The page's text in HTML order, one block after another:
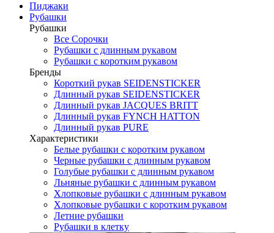
Пиджаки
Рубашки
Рубашки
Все Сорочки
Рубашки с длинным рукавом
Рубашки с коротким рукавом
Бренды
Короткий рукав SEIDENSTICKER
Длинный рукав SEIDENSTICKER
Длинный рукав JAСQUES BRITT
Длинный рукав FYNCH HATTON
Длинный рукав PURE
Характеристики
Белые рубашки с коротким рукавом
Черные рубашки с длинным рукавом
Голубые рубашки с длинным рукавом
Льняные рубашки с длинным рукавом
Хлопковые рубашки с длинным рукавом
Хлопковые рубашки с коротким рукавом
Летние рубашки
Рубашки в клетку